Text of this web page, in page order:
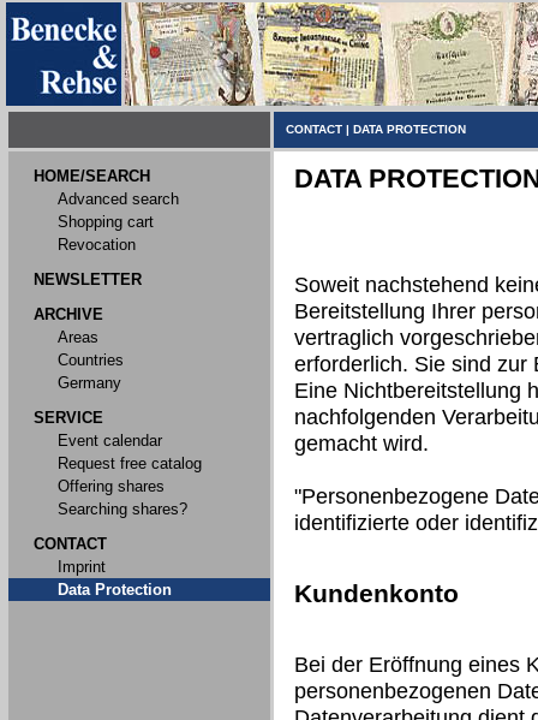
CONTACT | DATA PROTECTION
HOME/SEARCH
Advanced search
Shopping cart
Revocation
NEWSLETTER
ARCHIVE
Areas
Countries
Germany
SERVICE
Event calendar
Request free catalog
Offering shares
Searching shares?
CONTACT
Imprint
Data Protection
DATA
Soweit nachstehend
Bereitstellung Ihrer
vertraglich
erforderlich. Sie sind zur
Eine Nichtbereitstellung
nachfolgenden
gemacht wird.
"Personenbezogene
identifizierte oder
Kundenkonto
Bei der Eröffnung eines
personenbezogenen